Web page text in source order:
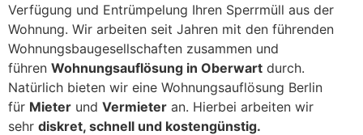
Verfügung und Entrümpelung Ihren Sperrmüll aus der
Wohnung. Wir arbeiten seit Jahren mit den führenden
Wohnungsbaugesellschaften zusammen und
führen Wohnungsauflösung in Oberwart durch.
Natürlich bieten wir eine Wohnungsauflösung Berlin
für Mieter und Vermieter an. Hierbei arbeiten wir
sehr diskret, schnell und kostengünstig.